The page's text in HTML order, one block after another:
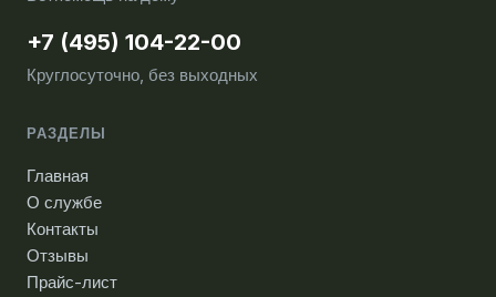
+7 (495) 104-22-00
Круглосуточно, без выходных
РАЗДЕЛЫ
Главная
О службе
Контакты
Отзывы
Прайс-лист